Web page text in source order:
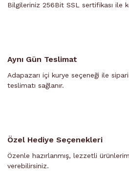
Bilgileriniz 256Bit SSL sertifikası ile
Aynı Gün Teslimat
Adapazarı içi kurye seçeneği ile
teslimatı sağlanır.
Özel Hediye Seçenekleri
Özenle hazırlanmış, lezzetli
verebilirsiniz.